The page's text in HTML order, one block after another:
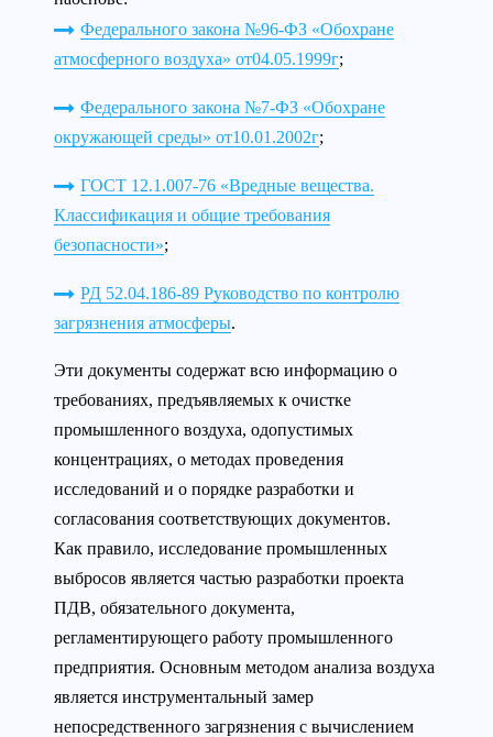
Федерального закона №96-ФЗ «Обохране
атмосферного воздуха» от04.05.1999г;
Федерального закона №7-ФЗ «Обохране
окружающей среды» от10.01.2002г;
ГОСТ 12.1.007-76 «Вредные вещества.
Классификация и общие требования
безопасности»;
РД 52.04.186-89 Руководство по контролю
загрязнения атмосферы.
Эти документы содержат всю информацию о
требованиях, предъявляемых к очистке
промышленного воздуха, одопустимых
концентрациях, о методах проведения
исследований и о порядке разработки и
согласования соответствующих документов.
Как правило, исследование промышленных
выбросов является частью разработки проекта
ПДВ, обязательного документа,
регламентирующего работу промышленного
предприятия. Основным методом анализа воздуха
является инструментальный замер
непосредственного загрязнения с вычислением